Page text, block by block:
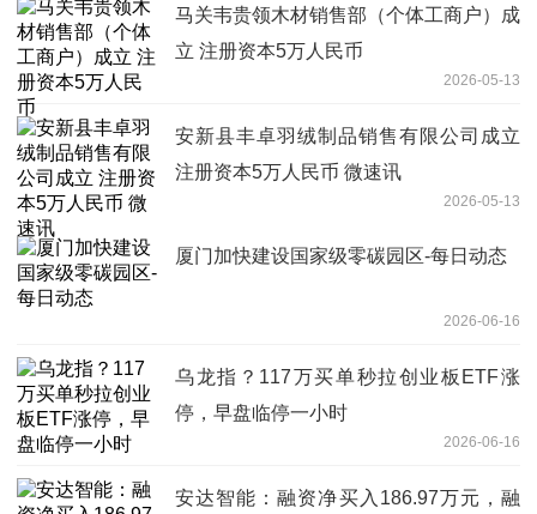
马关韦贵领木材销售部（个体工商户）成
立 注册资本5万人民币
2026-05-13
安新县丰卓羽绒制品销售有限公司成立
注册资本5万人民币 微速讯
2026-05-13
厦门加快建设国家级零碳园区-每日动态
2026-06-16
乌龙指？117万买单秒拉创业板ETF涨
停，早盘临停一小时
2026-06-16
安达智能：融资净买入186.97万元，融